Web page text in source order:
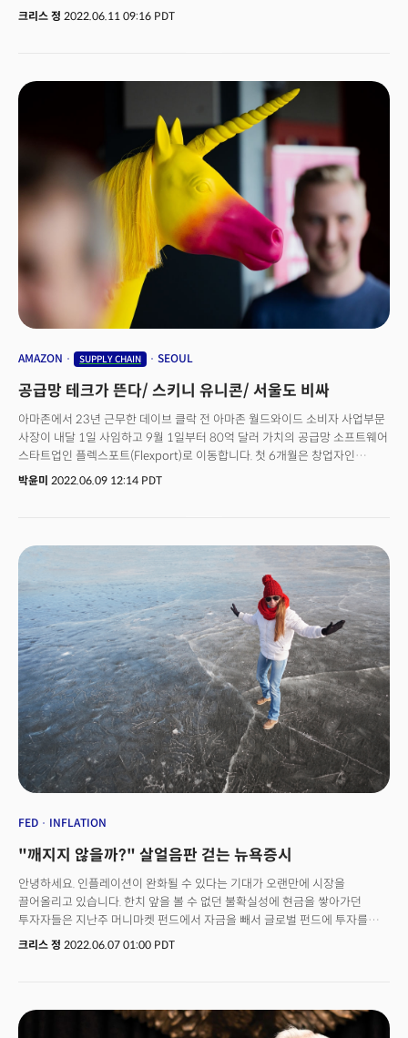
M2 칩이 재정적인 측면에서 이번 행사의 핵심이라 판단했다. 웰스파고 역시
업그레이드에 대해 "단기적인 영향은 비교적 중립적일 것이다. 애플의
가치제안을 소비자들은 이해하지 못한다"고 평가했다. 애플 페이의
BNPL(선구매 후결제) 서비스 도입 역시 월가의 주목을 받은 핵심 주제였다.
애플은 애플 페이를 통해 연체료 없이 4번에 걸쳐 구매 대금을 지급할 수 있는
애플 페이 레이터(Apple Pay Later) 서비스를 론칭했다. 전세계 아이폰
사용자의 절반이 사용하는 서비스인 애플 페이가 BNPL 서비스에 뛰어들면서
당장 어펌(AFRM)과 블록(SQ)등 대표적인 경쟁자들의 주가 역시 요동쳤다.
아이폰과 연동해 자동차 내부의 라디오나 냉난방 시스템도 제어할 수 있는
카플레이(CarPlay)의 업데이트도 긍정적으로 평가했다. 골드만삭스는
카플레이의 업데이트가 궁극적으로 다른 자동차 관련 서비스로의 진출을
가능케 할 것으로 전망했다. 한편 많은 월가 전문가들이 이번 WWDC 2022를
통해 발표될 것으로 전망했던 개인정보 보호 관련 내용이 없었다는 점은
의외라는 반응이다. 뱅크오브아메리카는 이를 2023년까지 잠재적으로
온라인 광고 타겟팅에 대한 추가 위험이 적어졌다고 메타플랫폼(FB)과 스냅
크리스 정 2022.06.11 09:16 PDT
AMAZON SUPPLY CHAIN SEOUL
공급망 테크가 뜬다/ 스키니 유니콘/ 서울도 비싸
아마존에서 23년 근무한 데이브 클락 전 아마존 월드와이드 소비자 사업부문
사장이 내달 1일 사임하고 9월 1일부터 80억 달러 가치의 공급망 소프트웨어
스타트업인 플렉스포트(Flexport)로 이동합니다. 첫 6개월은 창업자인
라이언 피터슨과 함께 공동 CEO로, 그 후부터는 클락이 CEO로 부임할
인터뷰에서 “나는 아마존에서 많은 성공을 거두었지만 공급망에서 네트워크
구축, 생성, 설계하는 것을 가장 즐겼다. 그때로 돌아가고 싶다"며 9년된
스타트업으로 옮기는 이유에 대해 설명했습니다.플렉스포트의 목표는 전
세계로 운송되는 상품의 흐름을 더 잘 관리하는 방법을 찾는 것입니다. 클락은
플렉스포트는 “기술과 물리적 세계의 통합"을 통해 공급망 문제로 고통받는
비즈니스들의 문제를 해결할 것이다”며 훌륭한 팀과 파트너가 될 수 있게 된
것은 행운이라고 기대했습니다. 👉 공급망 테크가 뜬다앤디 제시 아마존
CEO의 오른팔인 클락의 스타트업 행은 중요한 시사점이 있습니다. 클락은
아마존에서 가장 중요한 임원 중 한명 이었습니다. 아마존 공급망 괴짜,
서플라이체인 킹으로 불리던 핵심 인사가 스타트업으로 이직한다는 것은
그만큼 큰 기회가 있다는 신호로 풀이됩니다. 실제 지금 미국이 도전받고 있는
핵심 과제 중 하나는 '공급망 붕괴입니다. 중국의 락다운, 우크라이나 전쟁에
따라 글로벌 운송 시스템이 파편화되고 취약해졌습니다. 클락은 "아마존은
구체적인 사용 사례에 대해 매우 구체적으로 해결하고 있다"고 말했습니다.
있는 기회가 주어져서 흥미진진하다"라고 설명했습니다.클락은 그동안 물류
보입니다. 클락과 라이언은 "글로벌 경제 문제가 있음에도 플렉스포트는 향후
몇 년 동안 성장할 수 있는 강력한 위치에 있다"고 확신했습니다. 클락의
플렉스포트로의 이직은 한 사람의 움직임으로 해석되지 않는 이유입니다.
공급망 테크 기업을 눈여겨보세요.
박윤미 2022.06.09 12:14 PDT
FED INFLATION
"깨지지 않을까?" 살얼음판 걷는 뉴욕증시
안녕하세요. 인플레이션이 완화될 수 있다는 기대가 오랜만에 시장을
끌어올리고 있습니다. 한치 앞을 볼 수 없던 불확실성에 현금을 쌓아가던
투자자들은 지난주 머니마켓 펀드에서 자금을 빼서 글로벌 펀드에 투자를
시작했습니다. 뱅크오브아메리카에 따르면 지난주 시장의 현금 보따리라 할
인플레이션이 완화되는 모습을 보이면서 연준의 긴축 기조 역시 완화될
가능성을 시장이 보고있다고 평가했는데요. 지난주는 PMI지표부터
크리스 정 2022.06.07 01:00 PDT